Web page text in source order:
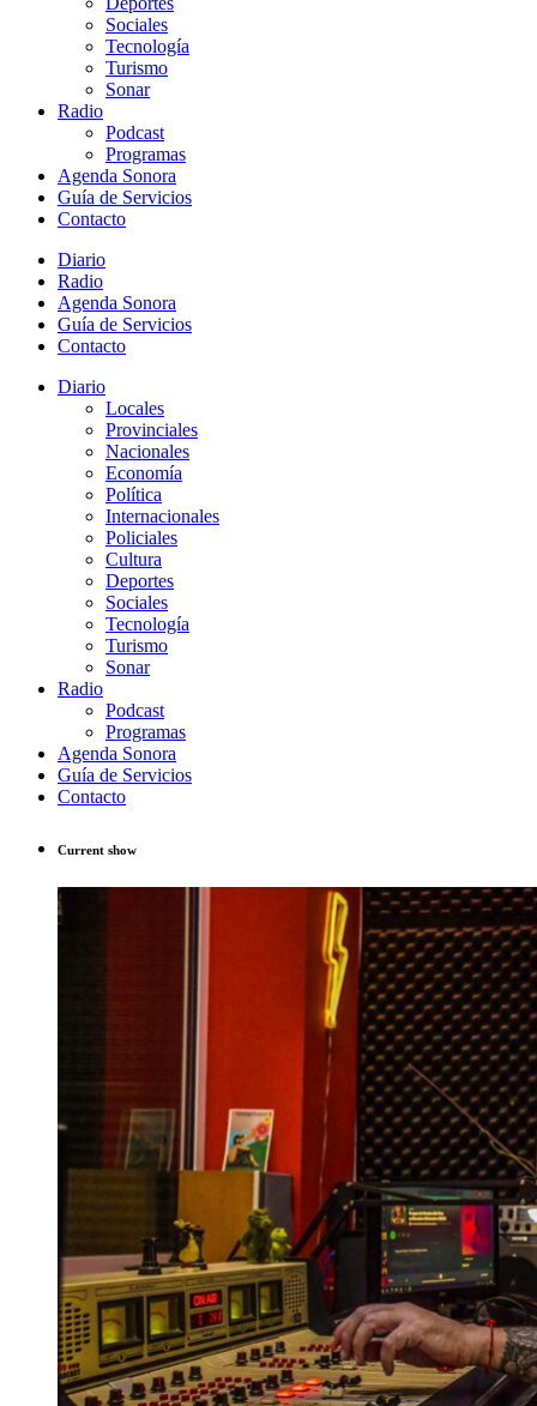
Sociales
Tecnología
Turismo
Sonar
Radio
Podcast
Programas
Agenda Sonora
Guía de Servicios
Contacto
Diario
Radio
Agenda Sonora
Guía de Servicios
Contacto
Diario
Locales
Provinciales
Nacionales
Economía
Política
Internacionales
Policiales
Cultura
Deportes
Sociales
Tecnología
Turismo
Sonar
Radio
Podcast
Programas
Agenda Sonora
Guía de Servicios
Contacto
Current show